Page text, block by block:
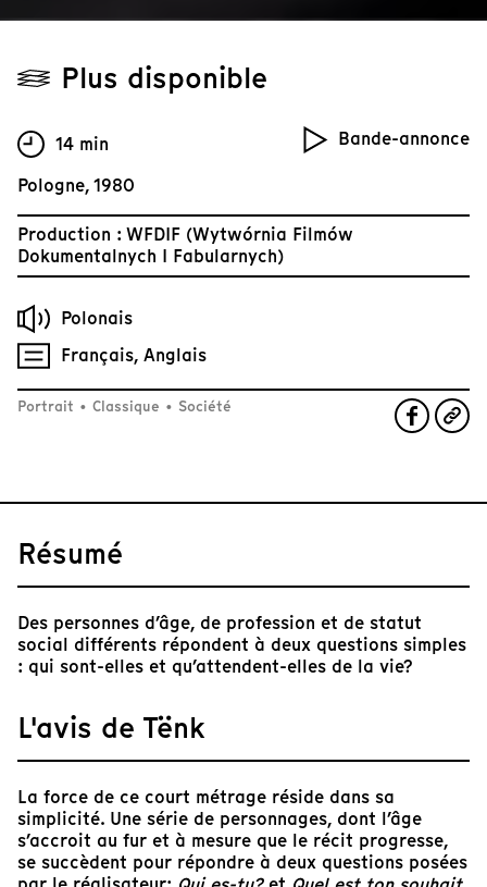
Plus disponible
Bande-annonce
14 min
Pologne, 1980
Production : WFDIF (Wytwórnia Filmów
Dokumentalnych I Fabularnych)
Polonais
Français, Anglais
Portrait • Classique • Société
Résumé
Des personnes d’âge, de profession et de statut
social différents répondent à deux questions simples
: qui sont-elles et qu’attendent-elles de la vie?
L'avis de Tënk
La force de ce court métrage réside dans sa
simplicité. Une série de personnages, dont l’âge
s’accroit au fur et à mesure que le récit progresse,
se succèdent pour répondre à deux questions posées